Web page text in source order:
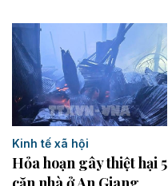
Kinh tế xã hội
Hỏa hoạn gây thiệt hại 5